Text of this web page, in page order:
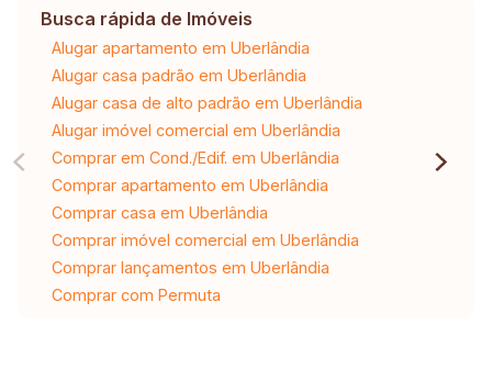
Busca rápida de Imóveis
Alugar apartamento em Uberlândia
Alugar casa padrão em Uberlândia
Alugar casa de alto padrão em Uberlândia
Alugar imóvel comercial em Uberlândia
Comprar em Cond./Edif. em Uberlândia
Comprar apartamento em Uberlândia
Comprar casa em Uberlândia
Comprar imóvel comercial em Uberlândia
Comprar lançamentos em Uberlândia
Comprar com Permuta